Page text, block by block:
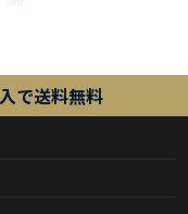
で送料無料